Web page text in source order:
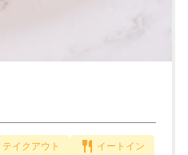
テイクアウト イートイン